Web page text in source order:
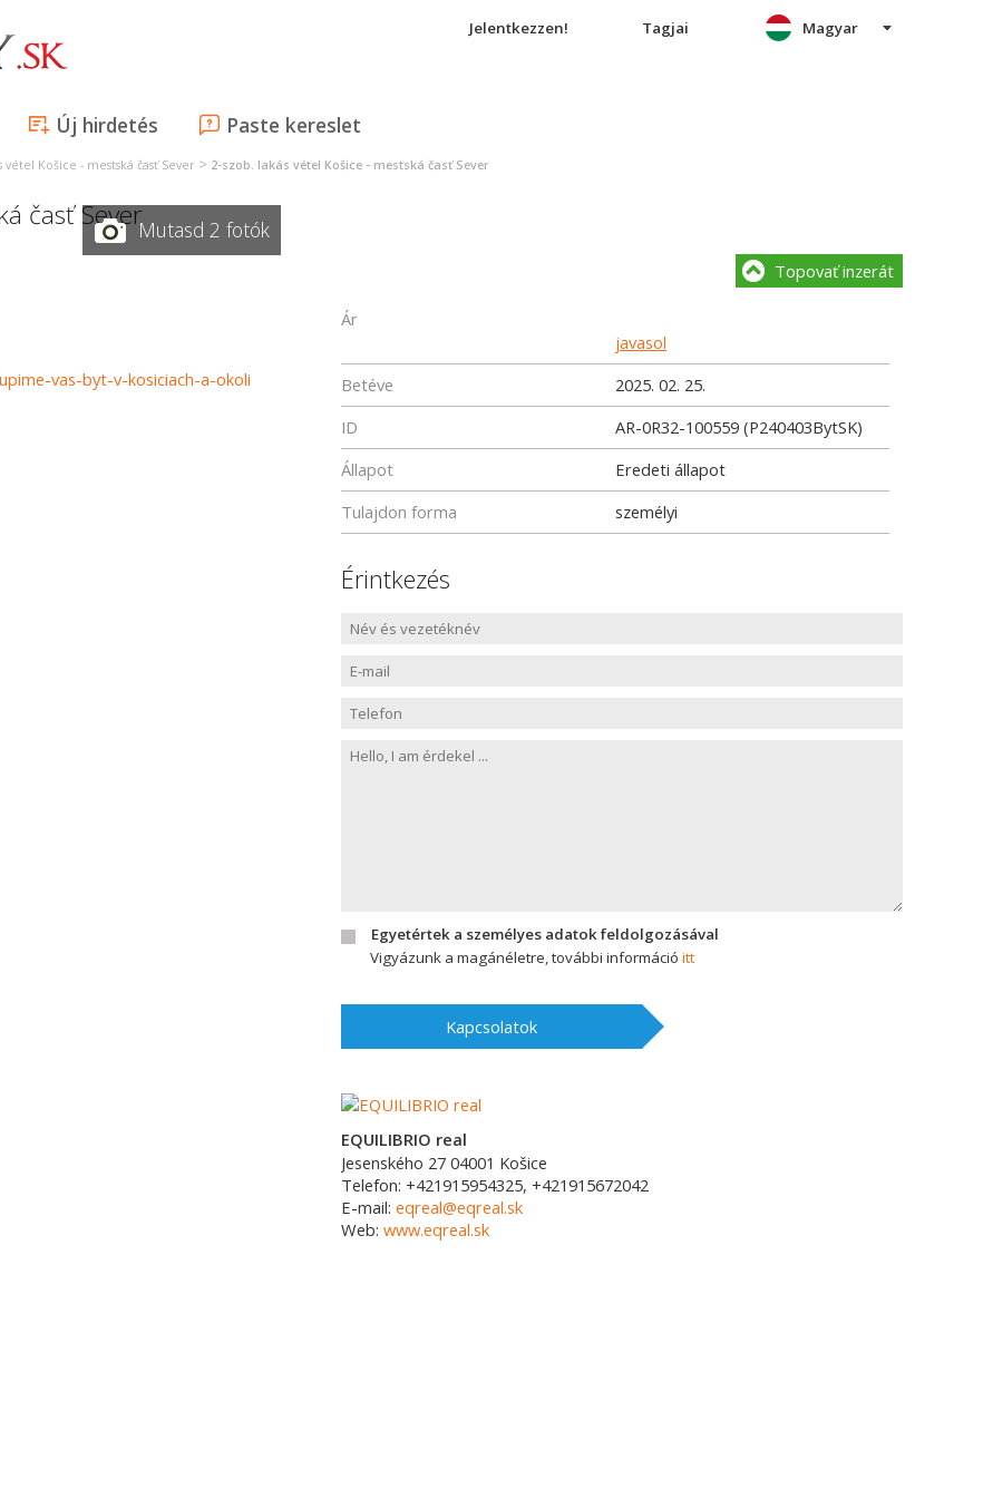
Jelentkezzen! Tagjai
Új hirdetés Paste kereslet
Magyar
vétel Košice - mestská časť Sever > 2-szob. lakás vétel Košice - mestská časť Sever
časť SeverMutasd 2 fotók
vas-byt-v-kosiciach-a-okoli
Topovať inzerát
Ár
javasol
Betéve
2025. 02. 25.
ID
AR-0R32-100559 (P240403BytSK)
Állapot
Eredeti állapot
Tulajdon forma
személyi
Érintkezés
Egyetértek a személyes adatok feldolgozásával
Vigyázunk a magánéletre, további információ itt
Kapcsolatok
EQUILIBRIO real
Jesenského 27 04001 Košice
Telefon: +421915954325, +421915672042
E-mail: eqreal@eqreal.sk
Web: www.eqreal.sk